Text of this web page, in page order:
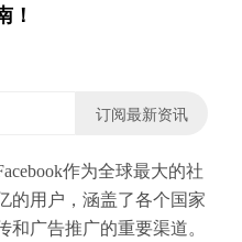
！
作为全球最大的社
的用户，涵盖了各个国家
和广告推广的重要渠道。